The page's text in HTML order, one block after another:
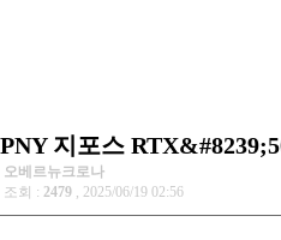
PNY 지포스
오베르뉴크로나
조회 : 2479 , 2025/06/19 02:56